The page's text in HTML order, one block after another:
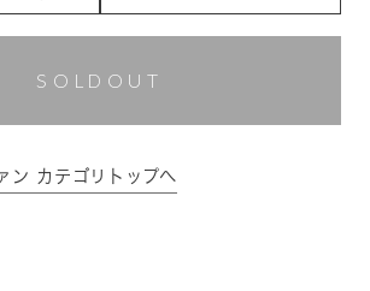
SOLDOUT
ン カテゴリトップへ